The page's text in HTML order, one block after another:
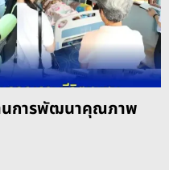
การพัฒนาคุณภาพ